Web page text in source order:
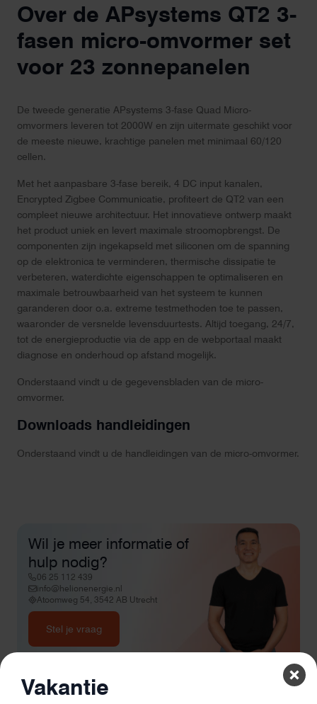
Over de APsystems QT2 3-
fasen micro-omvormer set
voor 23 zonnepanelen
De tweede generatie APsystems 3-fase Quad Micro-
omvormers leveren tot 2000W en zijn uitermate geschikt voor
de meeste nieuwe, krachtige panelen met minimaal 60/120
cellen.
Met het aanpasbare 3-fase bereik, 4 DC input kanalen,
Encrypted Zigbee Communicatie, profiteert de QT2 van een
compleet nieuwe architectuur. Het innovatieve ontwerp maakt
het product uniek en levert maximale stroomopbrengst. De
componenten zijn ingekapseld met siliconen om de spanning
op de elektronica te verminderen, thermische dissipatie te
verbeteren, waterdichte eigenschappen te optimaliseren en
maximale betrouwbaarheid van het systeem te kunnen
garanderen door o.a. extreme testmethoden toe te passen,
waaronder de versnelde levensduurtests. Altijd toegang, 24/7,
tot de energieproductie via de app en de webportaal maakt
diagnose en onderhoud op afstand mogelijk.
Onderstaand vindt u de gegevensbladen van de micro-
omvormer.
Downloads handleidingen
Onderstaand vindt u de handleidingen van de micro-omvormer.
Wil je meer informatie of
hulp nodig?
06 25 112 439
info@helionenergie.nl
Atoomweg 54, 3542 AB Utrecht
Stel je vraag
Vakantie